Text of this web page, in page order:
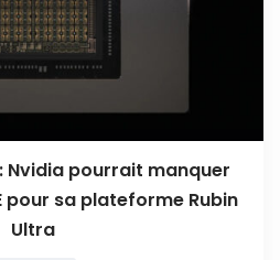
Nvidia pourrait manquer
pour sa plateforme Rubin
Ultra